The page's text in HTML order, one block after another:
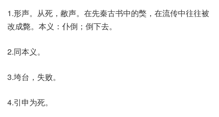
1.形声。从死，敝声。在先秦古书中的獘，在流传中往往被
改成斃。本义：仆倒；倒下去。
2.同本义。
3.垮台，失败。
4.引申为死。